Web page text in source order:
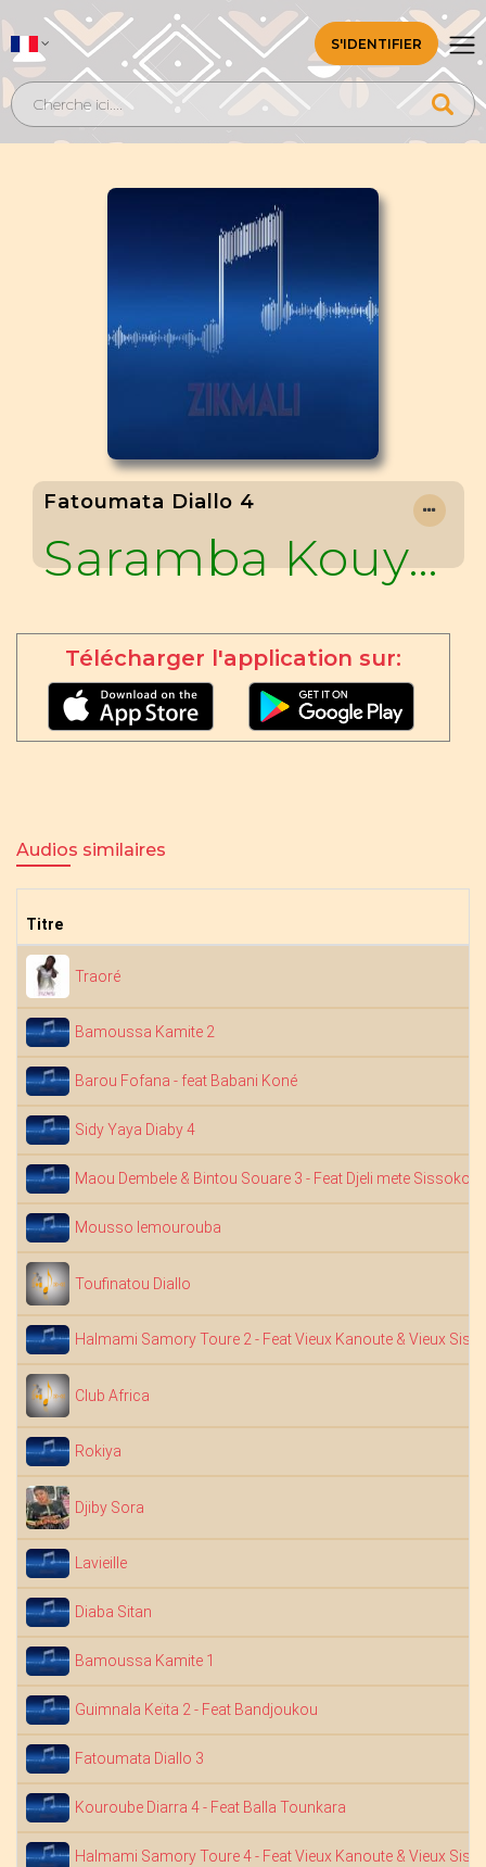
S'IDENTIFIER
Fatoumata Diallo 4
Saramba Kouyaté
Télécharger l'application sur:
Audios similaires
Titre
Traoré
Bamoussa Kamite 2
Barou Fofana - feat Babani Koné
Sidy Yaya Diaby 4
Maou Dembele & Bintou Souare 3 - Feat Djeli mete Sissoko
Mousso lemourouba
Toufinatou Diallo
Halmami Samory Toure 2 - Feat Vieux Kanoute & Vieux
Club Africa
Rokiya
Djiby Sora
Lavieille
Diaba Sitan
Bamoussa Kamite 1
Guimnala Keïta 2 - Feat Bandjoukou
Fatoumata Diallo 3
Kouroube Diarra 4 - Feat Balla Tounkara
Halmami Samory Toure 4 - Feat Vieux Kanoute & Vieux